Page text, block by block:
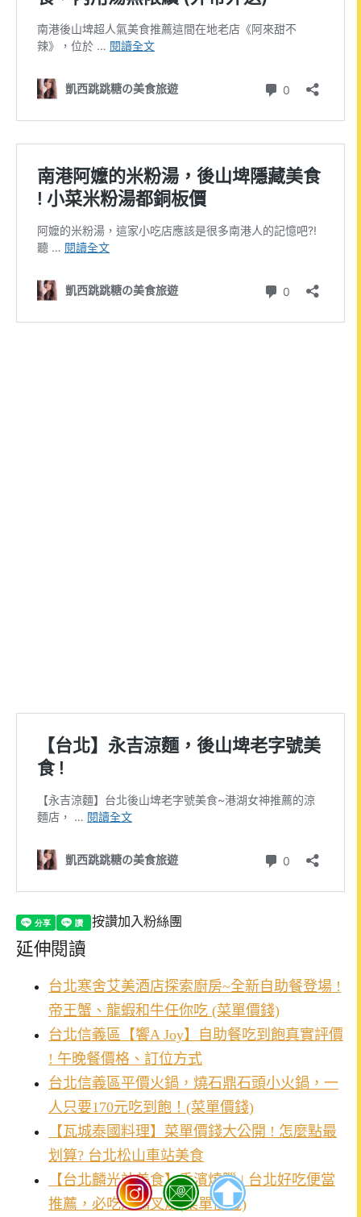
按讚加入粉絲團
延伸閱讀
台北寒舍艾美酒店探索廚房~全新自助餐登場 !
帝王蟹、龍蝦和牛任你吃 (菜單價錢)
台北信義區【饗A Joy】自助餐吃到飽真實評價
! 午晚餐價格、訂位方式
台北信義區平價火鍋，燒石鼎石頭小火鍋，一
人只要170元吃到飽！(菜單價錢)
【瓦城泰國料理】菜單價錢大公開 ! 怎麼點最
划算? 台北松山車站美食
【台北麟光站美食】香濱燒臘 | 台北好吃便當
推薦，必吃烤鴨叉燒(菜單價錢)